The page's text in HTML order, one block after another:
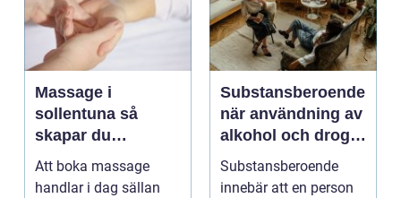
Massage i
sollentuna så
skapar du
återhämtning i
vardagen
Att boka massage
handlar i dag sällan
Substansberoende
när användning av
alkohol och droger
tar över vardagen
Substansberoende
innebär att en person